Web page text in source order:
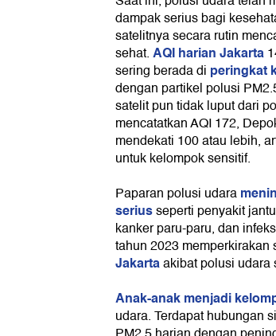
dampak serius bagi
satelitnya secara rutin
sehat.AQI harian Jakarta
sering berada di peringkat
dengan partikel polusi
satelit pun tidak luput dari
mencatatkan AQI 172,
mendekati 100 atau lebih,
untuk kelompok sensitif.
Paparan polusi udara
seriusseperti penyakit
kanker paru-paru, dan
tahun 2023 memperkirakan
Jakartaakibat polusi udara
Anak-anak menjadi
udara. Terdapat hubungan